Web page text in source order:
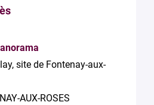
in labs
site de Fontenay-aux-
AUX-ROSES